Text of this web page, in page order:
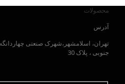
محصولات
آدرس
جنوبی ، پلاک 30